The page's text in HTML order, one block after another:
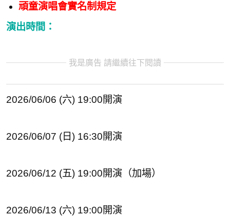
頑童演唱會實名制規定
演出時間：
我是廣告 請繼續往下閱讀
2026/06/06 (六) 19:00開演
2026/06/07 (日) 16:30開演
2026/06/12 (五) 19:00開演（加場）
2026/06/13 (六) 19:00開演